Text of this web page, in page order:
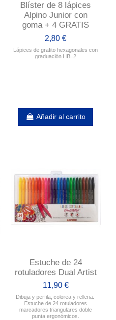
Blíster de 8 lápices
Alpino Junior con
goma + 4 GRATIS
2,80 €
Lápices de grafito hexagonales con
graduación HB=2
Añadir al carrito
Estuche de 24
rotuladores Dual Artist
11,90 €
Dibuja y perfila, colorea y rellena.
Estuche de 24 rotuladores
marcadores triangulares doble
punta ergonómicos.